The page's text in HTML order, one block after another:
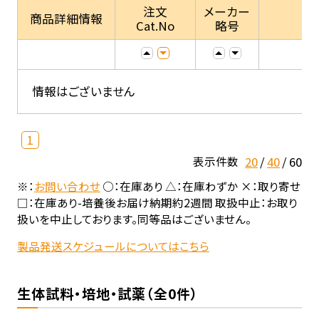
商品詳細情報
注文
Cat.No
メーカー
略号
情報はございません
1
表示件数 20 40 60
※：お問い合わせ○：在庫あり △：在庫わずか ×：取り寄せ
□：在庫あり-培養後お届け納期約2週間 取扱中止：お取り
扱いを中止しております。同等品はございません。
製品発送スケジュールについてはこちら
生体試料・培地・試薬（全0件）